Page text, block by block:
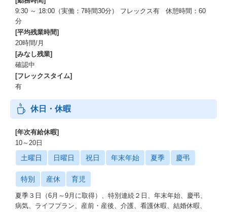
9:30 ～ 18:00（実働：7時間30分） フレックス有 休憩時間：60
分
[平均残業時間]
20時間/月
[みなし残業]
確認中
[フレックスタイム]
有
休日・休暇
[年次有給休暇]
10～20日
土曜日 日曜日 祝日 年末年始 夏季 慶弔
特別 産休 育児
夏季３日（6月～9月に取得）、特別連続２日、年末年始、慶弔、
病気、ライフプラン、産前・産後、介護、看護休暇、結婚休暇、